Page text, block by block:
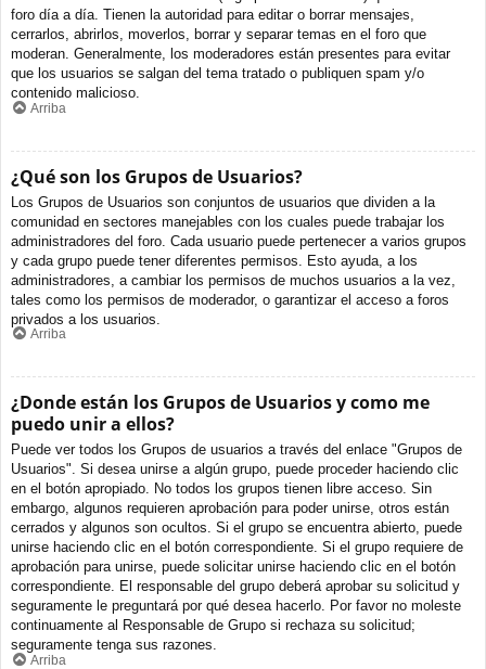
foro día a día. Tienen la autoridad para editar o borrar mensajes,
cerrarlos, abrirlos, moverlos, borrar y separar temas en el foro que
moderan. Generalmente, los moderadores están presentes para evitar
que los usuarios se salgan del tema tratado o publiquen spam y/o
contenido malicioso.
Arriba
¿Qué son los Grupos de Usuarios?
Los Grupos de Usuarios son conjuntos de usuarios que dividen a la
comunidad en sectores manejables con los cuales puede trabajar los
administradores del foro. Cada usuario puede pertenecer a varios grupos
y cada grupo puede tener diferentes permisos. Esto ayuda, a los
administradores, a cambiar los permisos de muchos usuarios a la vez,
tales como los permisos de moderador, o garantizar el acceso a foros
privados a los usuarios.
Arriba
¿Donde están los Grupos de Usuarios y como me
puedo unir a ellos?
Puede ver todos los Grupos de usuarios a través del enlace "Grupos de
Usuarios". Si desea unirse a algún grupo, puede proceder haciendo clic
en el botón apropiado. No todos los grupos tienen libre acceso. Sin
embargo, algunos requieren aprobación para poder unirse, otros están
cerrados y algunos son ocultos. Si el grupo se encuentra abierto, puede
unirse haciendo clic en el botón correspondiente. Si el grupo requiere de
aprobación para unirse, puede solicitar unirse haciendo clic en el botón
correspondiente. El responsable del grupo deberá aprobar su solicitud y
seguramente le preguntará por qué desea hacerlo. Por favor no moleste
continuamente al Responsable de Grupo si rechaza su solicitud;
seguramente tenga sus razones.
Arriba